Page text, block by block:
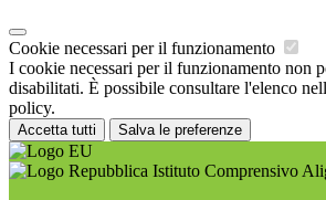
Cookie necessari per il funzionamento
I cookie necessari per il funzionamento non
disabilitati. È possibile consultare l'elenco
policy.
Accetta tutti Salva le preferenze
Istituto Comprensivo